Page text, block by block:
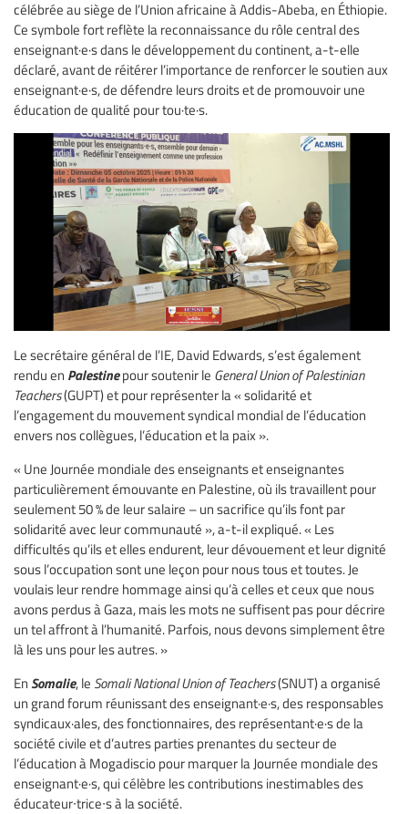
célébrée au siège de l’Union africaine à Addis-Abeba, en Éthiopie.
Ce symbole fort reflète la reconnaissance du rôle central des
enseignant·e·s dans le développement du continent, a-t-elle
déclaré, avant de réitérer l’importance de renforcer le soutien aux
enseignant·e·s, de défendre leurs droits et de promouvoir une
éducation de qualité pour tou·te·s.
Le secrétaire général de l’IE, David Edwards, s’est également
rendu en Palestinepour soutenir le General Union of Palestinian
Teachers(GUPT) et pour représenter la « solidarité et
l’engagement du mouvement syndical mondial de l’éducation
envers nos collègues, l’éducation et la paix ».
« Une Journée mondiale des enseignants et enseignantes
particulièrement émouvante en Palestine, où ils travaillent pour
seulement 50 % de leur salaire – un sacrifice qu’ils font par
solidarité avec leur communauté », a-t-il expliqué. « Les
difficultés qu’ils et elles endurent, leur dévouement et leur dignité
sous l’occupation sont une leçon pour nous tous et toutes. Je
voulais leur rendre hommage ainsi qu’à celles et ceux que nous
avons perdus à Gaza, mais les mots ne suffisent pas pour décrire
un tel affront à l’humanité. Parfois, nous devons simplement être
là les uns pour les autres. »
En Somalie, le Somali National Union of Teachers(SNUT) a organisé
un grand forum réunissant des enseignant·e·s, des responsables
syndicaux·ales, des fonctionnaires, des représentant·e·s de la
société civile et d’autres parties prenantes du secteur de
l’éducation à Mogadiscio pour marquer la Journée mondiale des
enseignant·e·s, qui célèbre les contributions inestimables des
éducateur∙trice∙s à la société.